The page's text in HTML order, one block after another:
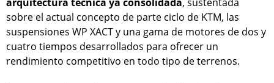
sobre el actual concepto de parte ciclo de KTM, las
suspensiones WP XACT y una gama de motores de dos y
cuatro tiempos desarrollados para ofrecer un
rendimiento competitivo en todo tipo de terrenos.